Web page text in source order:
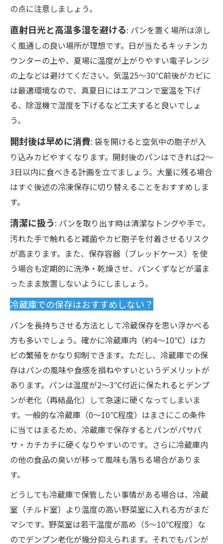
の点に注意しましょう。
直射日光と高温多湿を避ける: パンを置く場所は涼し
く風通しの良い場所が理想です。日が当たるキッチンカ
ウンターの上や、夏場に温度が上がりやすい電子レンジ
の上などは避けてください。気温25～30℃前後がカビに
は最適環境なので、真夏日にはエアコンで室温を下げ
る、除湿機で湿度を下げるなど工夫すると良いでしょ
う。
開封後は早めに消費: 袋を開けると空気中の胞子が入
り込みカビやすくなります。開封後のパンはできれば2～
3日以内に食べきる計画を立てましょう。大量に残る場合
はすぐ後述の冷凍保存に切り替えることをおすすめしま
す。
清潔に扱う: パンを取り出す時は清潔なトングや手で。
汚れた手で触れると雑菌やカビ胞子を付着させるリスク
が高まります。また、保存容器（ブレッドケース）を使
う場合も定期的に洗浄・乾燥させ、パンくずなどが溜ま
ったまま放置しないようにしましょう。
冷蔵庫での保存はおすすめしない？
パンを長持ちさせる方法として冷蔵保存を思い浮かべる
方も多いでしょう。確かに冷蔵庫内（約4〜10℃）はカ
ビの繁殖をかなり抑制できます。ただし、冷蔵庫での保
存はパンの風味や食感を損ねやすいというデメリットが
あります。パンは温度が2～3℃付近に保たれるとデンプ
ンが老化（再結晶化）して急速に硬くなってしまいま
す。一般的な冷蔵庫（0〜10℃程度）はまさにこの条件
に当てはまるため、冷蔵庫で保存するとパンがパサパ
サ・カチカチに硬くなりやすいのです。さらに冷蔵庫内
の他の食品の臭いが移って風味も落ちる場合がありま
す。
どうしても冷蔵庫で保管したい事情がある場合は、冷蔵
室（チルド室）より温度の高い野菜室に入れる方がまだ
マシです。野菜室は若干温度が高め（5〜10℃程度）な
のでデンプン老化が幾分抑えられます。それでもパンが